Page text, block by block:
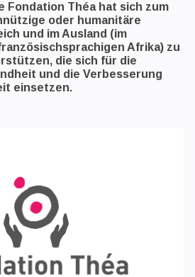
Fondation Théa hat sich zum
oder humanitäre
und im Ausland (im
Afrika) zu
die sich für die
und die Verbesserung
einsetzen.